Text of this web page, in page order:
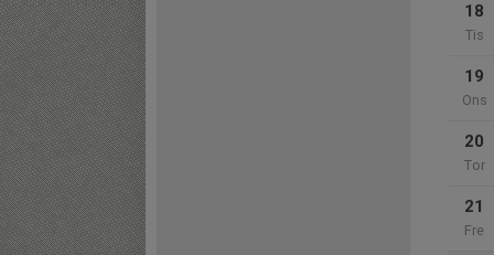
18
Tis
19
Ons
20
Tor
21
Fre